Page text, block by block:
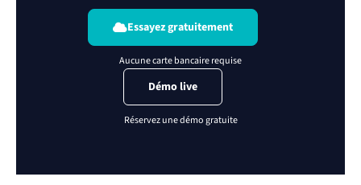
Essayez gratuitement
Démo live